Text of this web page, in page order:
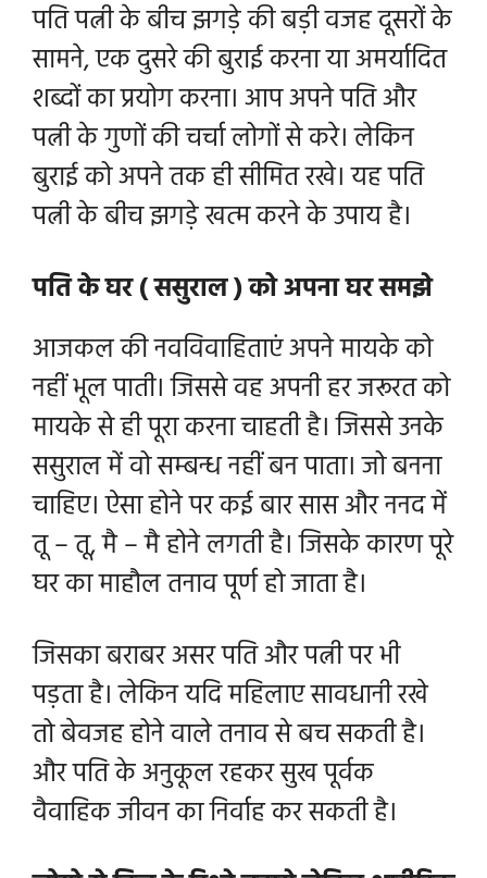
पति पत्नी के बीच झगड़े की बड़ी वजह दूसरों के
सामने, एक दुसरे की बुराई करना या अमर्यादित
शब्दों का प्रयोग करना। आप अपने पति और
पत्नी के गुणों की चर्चा लोगों से करे। लेकिन
बुराई को अपने तक ही सीमित रखे। यह पति
पत्नी के बीच झगड़े खत्म करने के उपाय है।
पति के घर ( ससुराल ) को अपना घर समझे
आजकल की नवविवाहिताएं अपने मायके को
नहीं भूल पाती। जिससे वह अपनी हर जरूरत को
मायके से ही पूरा करना चाहती है। जिससे उनके
ससुराल में वो सम्बन्ध नहीं बन पाता। जो बनना
चाहिए। ऐसा होने पर कई बार सास और ननद में
तू – तू, मै – मै होने लगती है। जिसके कारण पूरे
घर का माहौल तनाव पूर्ण हो जाता है।
जिसका बराबर असर पति और पत्नी पर भी
पड़ता है। लेकिन यदि महिलाए सावधानी रखे
तो बेवजह होने वाले तनाव से बच सकती है।
और पति के अनुकूल रहकर सुख पूर्वक
वैवाहिक जीवन का निर्वाह कर सकती है।